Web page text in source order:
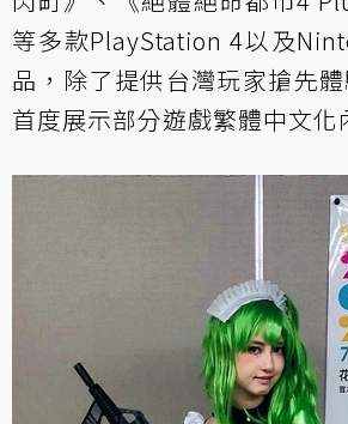
等多款PlayStation 4以及
品，除了提供台灣玩家搶先
首度展示部分遊戲繁體中文化